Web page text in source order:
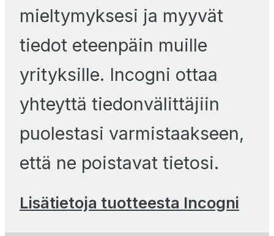
mieltymyksesi ja myyvät
tiedot eteenpäin muille
yrityksille. Incogni ottaa
yhteyttä tiedonvälittäjiin
puolestasi varmistaakseen,
että ne poistavat tietosi.
Lisätietoja tuotteesta Incogni